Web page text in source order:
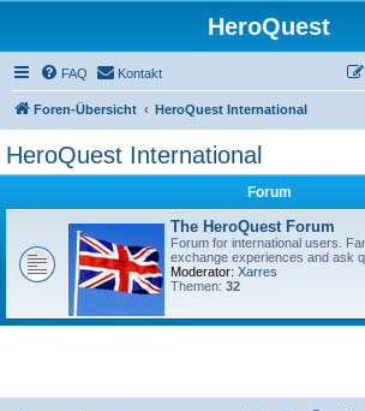
HeroQuest
FAQ Kontakt
Foren-Übersicht HeroQuest International
HeroQuest International
Forum
The HeroQuest Forum
Forum for international users.
exchange experiences and ask
Moderator: Xarres
Themen: 32